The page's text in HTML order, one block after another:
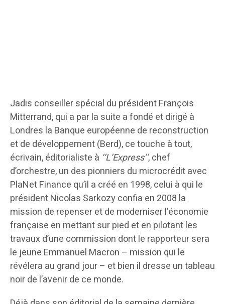
Jadis conseiller spécial du président François
Mitterrand, qui a par la suite a fondé et dirigé à
Londres la Banque européenne de reconstruction
et de développement (Berd), ce touche à tout,
écrivain, éditorialiste à ‘‘L’Express’’, chef
d’orchestre, un des pionniers du microcrédit avec
PlaNet Finance qu’il a créé en 1998, celui à qui le
président Nicolas Sarkozy confia en 2008 la
mission de repenser et de moderniser l’économie
française en mettant sur pied et en pilotant les
travaux d’une commission dont le rapporteur sera
le jeune Emmanuel Macron – mission qui le
révélera au grand jour – et bien il dresse un tableau
noir de l’avenir de ce monde.